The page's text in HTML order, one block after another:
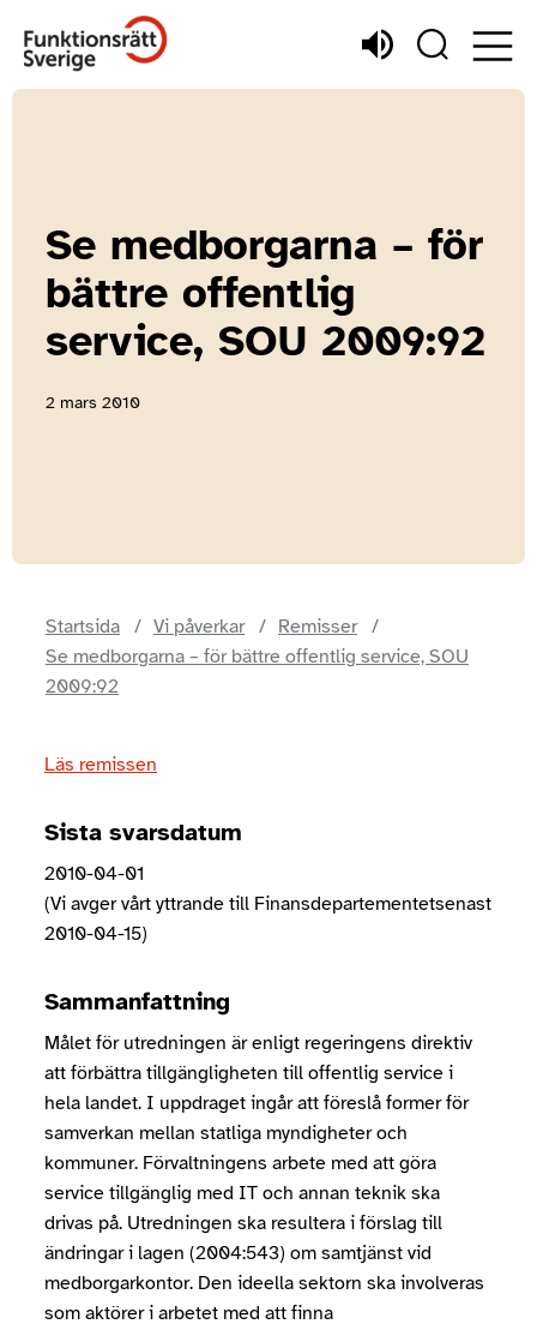
Se medborgarna – för
bättre offentlig
service, SOU 2009:92
2 mars 2010
Startsida Vi påverkar
Remisser
Se medborgarna – för bättre offentlig service, SOU
2009:92
Läs remissen
Sista svarsdatum
2010-04-01
(Vi avger vårt yttrande till Finansdepartementetsenast
2010-04-15)
Sammanfattning
Målet för utredningen är enligt regeringens direktiv
att förbättra tillgängligheten till offentlig service i
hela landet. I uppdraget ingår att föreslå former för
samverkan mellan statliga myndigheter och
kommuner. Förvaltningens arbete med att göra
service tillgänglig med IT och annan teknik ska
drivas på. Utredningen ska resultera i förslag till
ändringar i lagen (2004:543) om samtjänst vid
medborgarkontor. Den ideella sektorn ska involveras
som aktörer i arbetet med att finna